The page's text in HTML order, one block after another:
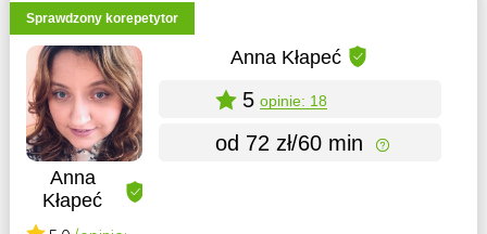
Sprawdzony korepetytor
Anna
Kłapeć
Anna Kłapeć
5 opinie: 18
od 72 zł/60 min